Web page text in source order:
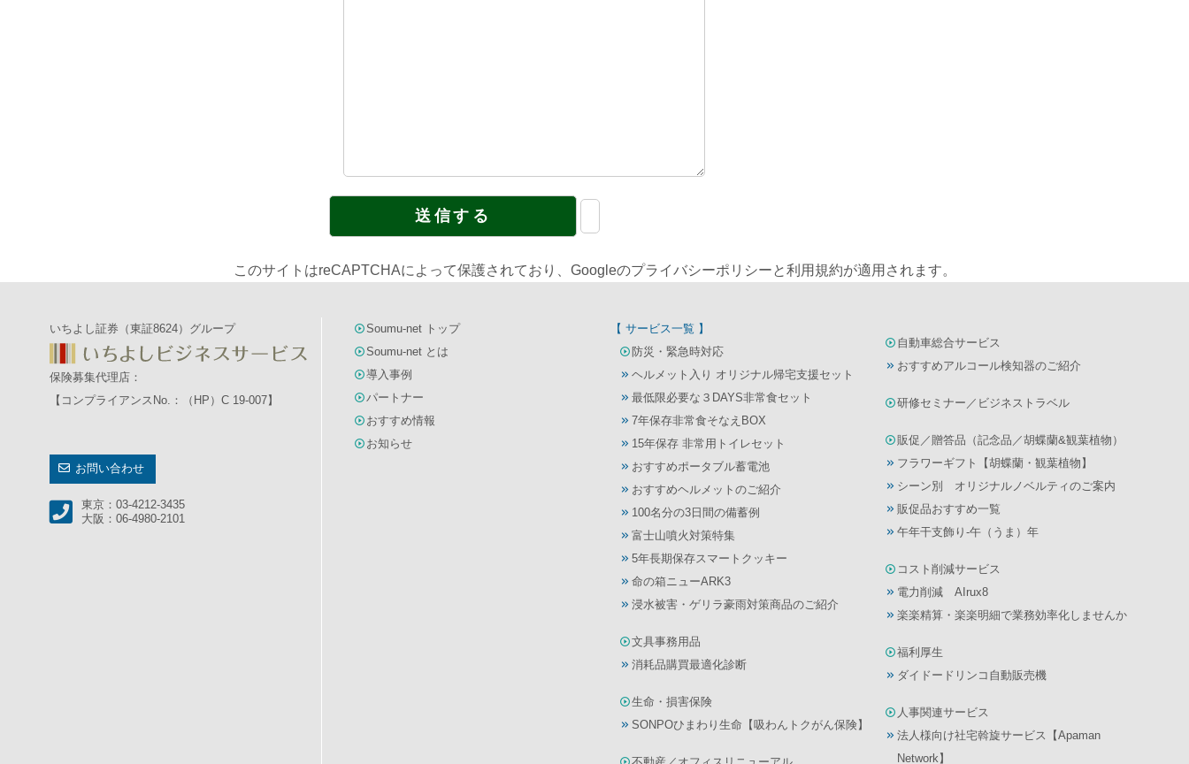
このサイトはreCAPTCHAによって保護されており、Googleのプライバシーポリシーと利用規約が適用されます。
いちよし証券（東証8624）グループ
保険募集代理店：
【コンプライアンスNo.：（HP）C 19-007】
お問い合わせ
東京：03-4212-3435
大阪：06-4980-2101
Soumu-net トップ
Soumu-net とは
導入事例
パートナー
おすすめ情報
お知らせ
【 サービス一覧 】
防災・緊急時対応
ヘルメット入り オリジナル帰宅支援セット
最低限必要な３DAYS非常食セット
7年保存非常食そなえBOX
15年保存 非常用トイレセット
おすすめポータブル蓄電池
おすすめヘルメットのご紹介
100名分の3日間の備蓄例
富士山噴火対策特集
5年長期保存スマートクッキー
命の箱ニューARK3
浸水被害・ゲリラ豪雨対策商品のご紹介
文具事務用品
消耗品購買最適化診断
生命・損害保険
SONPOひまわり生命【吸わんトクがん保険】
自動車総合サービス
おすすめアルコール検知器のご紹介
研修セミナー／ビジネストラベル
販促／贈答品（記念品／胡蝶蘭&観葉植物）
フラワーギフト【胡蝶蘭・観葉植物】
シーン別 オリジナルノベルティのご案内
販促品おすすめ一覧
午年干支飾り-午（うま）年
コスト削減サービス
電力削減 AIrux8
楽楽精算・楽楽明細で業務効率化しませんか
福利厚生
ダイドードリンコ自動販売機
人事関連サービス
法人様向け社宅斡旋サービス【Apaman
Network】